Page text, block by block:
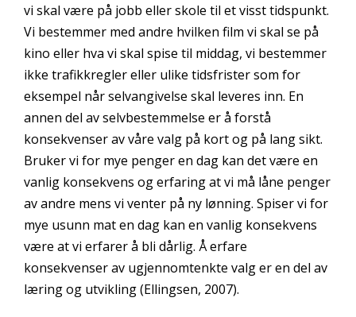
vi skal være på jobb eller skole til et visst tidspunkt.
Vi bestemmer med andre hvilken film vi skal se på
kino eller hva vi skal spise til middag, vi bestemmer
ikke trafikkregler eller ulike tidsfrister som for
eksempel når selvangivelse skal leveres inn. En
annen del av selvbestemmelse er å forstå
konsekvenser av våre valg på kort og på lang sikt.
Bruker vi for mye penger en dag kan det være en
vanlig konsekvens og erfaring at vi må låne penger
av andre mens vi venter på ny lønning. Spiser vi for
mye usunn mat en dag kan en vanlig konsekvens
være at vi erfarer å bli dårlig. Å erfare
konsekvenser av ugjennomtenkte valg er en del av
læring og utvikling (Ellingsen, 2007).